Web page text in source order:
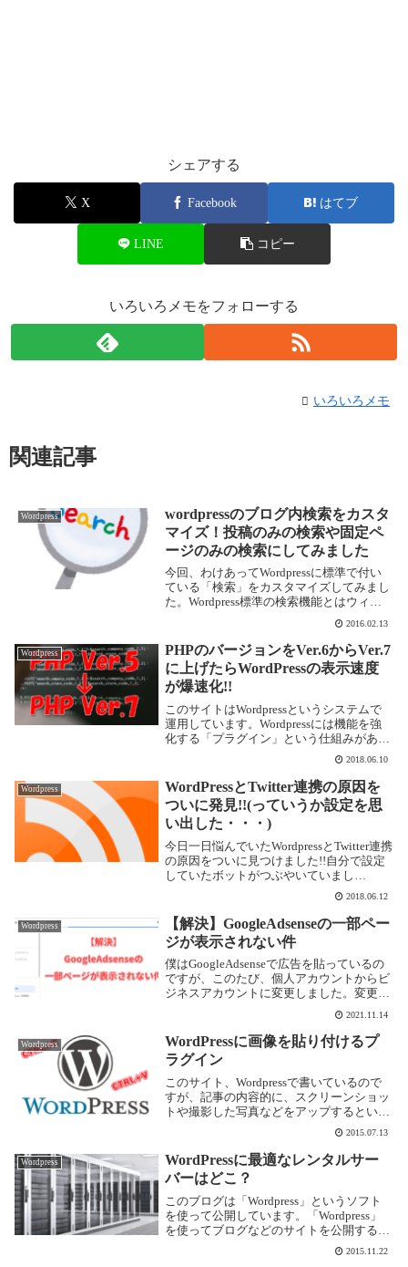
シェアする
X Facebook はてブ
LINE コピー
いろいろメモをフォローする
いろいろメモ
関連記事
Wordpress
wordpressのブログ内検索をカスタ
マイズ！投稿のみの検索や固定ペ
ージのみの検索にしてみました
今回、わけあってWordpressに標準で付い
ている「検索」をカスタマイズしてみまし
た。Wordpress標準の検索機能とはウィジ
ットとかに置いておくこちらの検索ボック
ス。普通は「投稿（記事）」「ページ（固
定ページ）」から検索ができます。ブ...
2016.02.13
Wordpress
PHPのバージョンをVer.6からVer.7
に上げたらWordPressの表示速度
が爆速化!!
このサイトはWordpressというシステムで
運用しています。Wordpressには機能を強
化する「プラグイン」という仕組みがあ
り、とあるプラグイン(すみません、どれ
だか忘れてしまいました)が「PHPのバージ
ョンを上げたほうがいいよ」的なメ...
2018.06.10
Wordpress
WordPressとTwitter連携の原因を
ついに発見!!(っていうか設定を思
い出した・・・)
今日一日悩んでいたWordpressとTwitter連携
の原因をついに見つけました!!自分で設定
していたボットがつぶやいていまし
た・・・・僕が利用しているサービスに
「twittbot」というのがあります。これ
は、ボット(自動つぶやき)を作成...
2018.06.12
Wordpress
【解決】GoogleAdsenseの一部ペー
ジが表示されない件
僕はGoogleAdsenseで広告を貼っているの
ですが、このたび、個人アカウントからビ
ジネスアカウントに変更しました。変更自
体はメールで問い合わせることでスムーズ
にいったのですが「お客様のお支払いは現
在保留されています。お支払いをお受け
取...
2021.11.14
Wordpress
WordPressに画像を貼り付けるプ
ラグイン
このサイト、Wordpressで書いているので
すが、記事の内容的に、スクリーンショッ
トや撮影した写真などをアップするという
作業がとても多く発生します。それぞれの
画像をパソコンに保存し、それを
Wordpressのメディアに追加するという流
れだ...
2015.07.13
Wordpress
WordPressに最適なレンタルサー
バーはどこ？
このブログは「Wordpress」というソフト
を使って公開しています。「Wordpress」
を使ってブログなどのサイトを公開するに
は「サーバー」を用意する必要がありま
す。僕は以前は自宅にLinuxサーバーを置
2015.11.22